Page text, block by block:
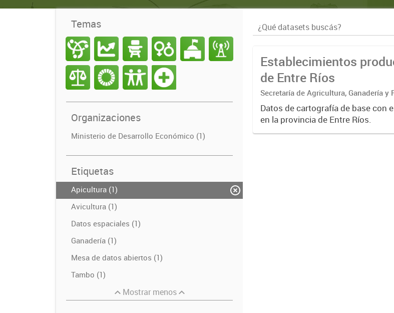
Temas
Organizaciones
Ministerio de Desarrollo Económico (1)
Etiquetas
Apicultura (1)
Avicultura (1)
Datos espaciales (1)
Ganadería (1)
Mesa de datos abiertos (1)
Tambo (1)
Mostrar menos
Establecimientos
de Entre Ríos
Secretaría de Agricultura, Ganadería
Económico
Datos de cartografía de base con
en la provincia de Entre Ríos.